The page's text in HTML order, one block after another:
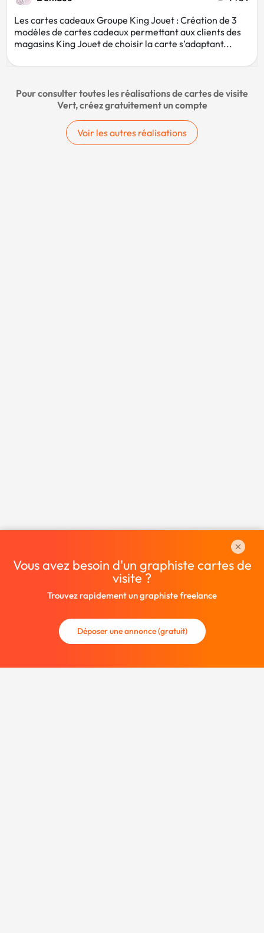
Les cartes cadeaux Groupe King Jouet : Création de 3
modèles de cartes cadeaux permettant aux clients des
magasins King Jouet de choisir la carte s’adaptant...
Pour consulter toutes les réalisations de cartes de visite
Vert, créez gratuitement un compte
Voir les autres réalisations
Vous avez besoin d'un graphiste cartes de
visite ?
Trouvez rapidement un graphiste freelance
Déposer une annonce (gratuit)